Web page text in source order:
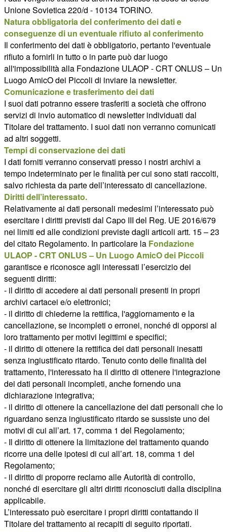
Unione Sovietica 220/d - 10134 TORINO.
Natura obbligatoria del conferimento dei dati e
conseguenze di un eventuale rifiuto al conferimento
Il conferimento dei dati è obbligatorio, pertanto l'eventuale
rifiuto a fornirli in tutto o in parte può dar luogo
all'impossibilità alla Fondazione ULAOP - CRT ONLUS – Un
Luogo AmicO dei Piccoli di inviare la newsletter.
Comunicazione e trasferimento dei dati
I suoi dati potranno essere trasferiti a società che offrono
servizi di invio automatico di newsletter individuati dal
Titolare del trattamento. I suoi dati non verranno comunicati
ad altri soggetti.
Tempi di conservazione dei dati
I dati forniti verranno conservati presso i nostri archivi a
tempo indeterminato per le finalità per cui sono stati raccolti,
salvo richiesta da parte dell’interessato di cancellazione.
Diritti dell’interessato.
Relativamente ai dati personali medesimi l’interessato può
esercitare i diritti previsti dal Capo III del Reg. UE 2016/679
nei limiti ed alle condizioni previste dagli articoli artt. 15 – 23
del citato Regolamento. In particolare la Fondazione
ULAOP - CRT ONLUS – Un Luogo AmicO dei Piccoli
garantisce e riconosce agli interessati l’esercizio dei
seguenti diritti:
- il diritto di accedere ai dati personali presenti in propri
archivi cartacei e/o elettronici;
- il diritto di chiederne la rettifica, l'aggiornamento e la
cancellazione, se incompleti o erronei, nonché di opporsi al
loro trattamento per motivi legittimi e specifici;
- il diritto di ottenere la rettifica dei dati personali inesatti
senza ingiustificato ritardo. Tenuto conto delle finalità del
trattamento, l'interessato ha il diritto di ottenere l'integrazione
dei dati personali incompleti, anche fornendo una
dichiarazione integrativa;
- il diritto di ottenere la cancellazione dei dati personali che lo
riguardano senza ingiustificato ritardo se sussiste uno dei
motivi di cui all’art. 17, comma 1 del Regolamento;
- Il diritto di ottenere la limitazione del trattamento quando
ricorre una delle ipotesi di cui all’art. 18, comma 1 del
Regolamento;
- il diritto di proporre reclamo alle Autorità di controllo,
nonché di esercitare gli altri diritti riconosciuti dalla disciplina
applicabile.
L’interessato può esercitare i propri diritti contattando il
Titolare del trattamento ai recapiti di seguito riportati.